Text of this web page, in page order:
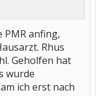
PMR anfing,
Rhus
Geholfen hat
wurde
ich erst nach